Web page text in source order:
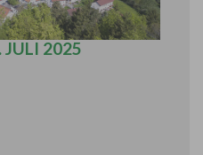
IN
JULI 2025